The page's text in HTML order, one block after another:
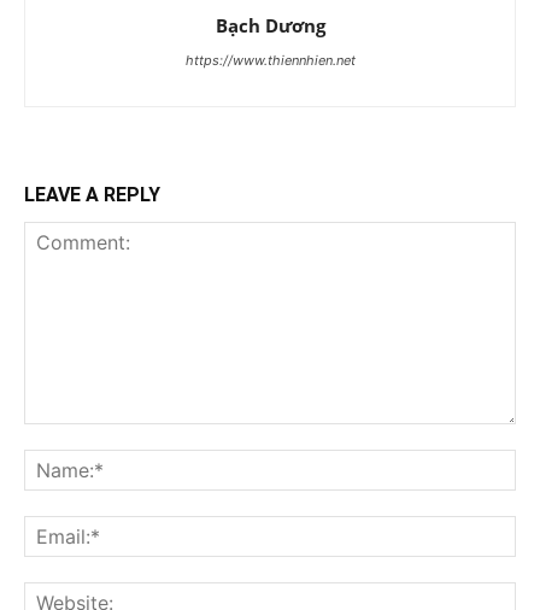
Bạch Dương
https://www.thiennhien.net
LEAVE A REPLY